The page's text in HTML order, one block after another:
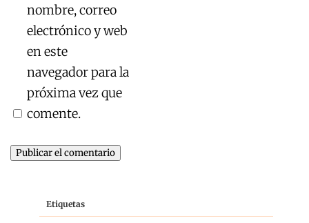
nombre, correo
electrónico y web
en este
navegador para la
próxima vez que
comente.
Etiquetas